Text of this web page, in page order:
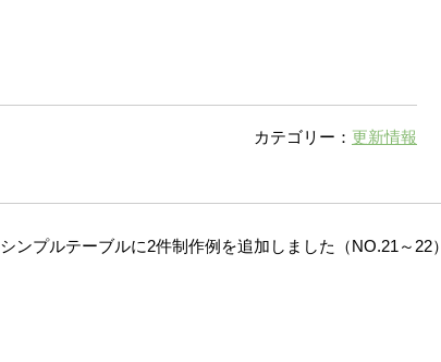
カテゴリー： 更新情報
シンプルテーブルに2件制作例を追加しました（NO.21～22）